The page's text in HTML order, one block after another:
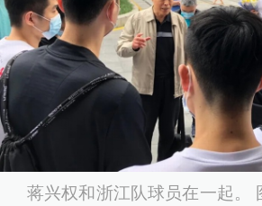
蒋兴权和浙江队球员在一起。